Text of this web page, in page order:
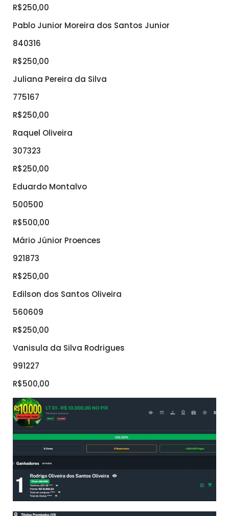
R$250,00
Pablo Junior Moreira dos Santos Junior
840316
R$250,00
Juliana Pereira da Silva
775167
R$250,00
Raquel Oliveira
307323
R$250,00
Eduardo Montalvo
500500
R$500,00
Mário Júnior Proences
921873
R$250,00
Edilson dos Santos Oliveira
560609
R$250,00
Vanisula da Silva Rodrigues
991227
R$500,00